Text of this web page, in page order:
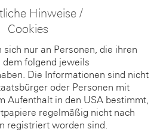
Hinweise /
Cookies
nur an Personen, die ihren
folgend jeweils
Die Informationen sind nicht
oder Personen mit
Aufenthalt in den USA bestimmt,
regelmäßig nicht nach
registriert worden sind.